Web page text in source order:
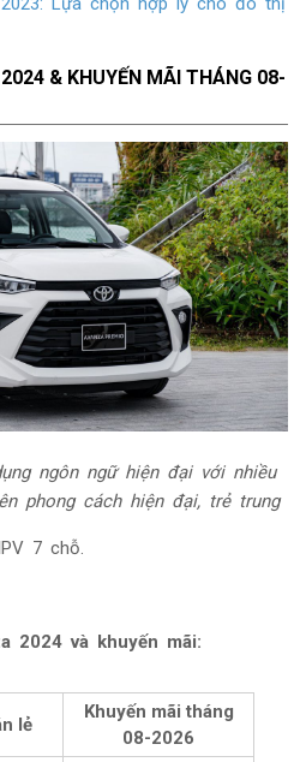
& KHUYẾN MÃI THÁNG 08-
ngôn ngữ hiện đại với nhiều
phong cách hiện đại, trẻ trung
7 chỗ.
2024 và khuyến mãi:
lẻ
Khuyến mãi tháng
08-2026